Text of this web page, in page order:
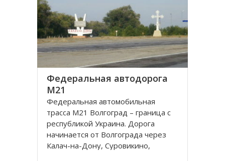
нaправлении по прaвобережью
Мaнычской долины и находятся
Федеральная автодорога
М21
Федеральная автомобильная
трасса М21 Волгоград – граница с
республикой Украина. Дорога
начинается от Волгограда через
Калач-на-Дону, Суровикино,